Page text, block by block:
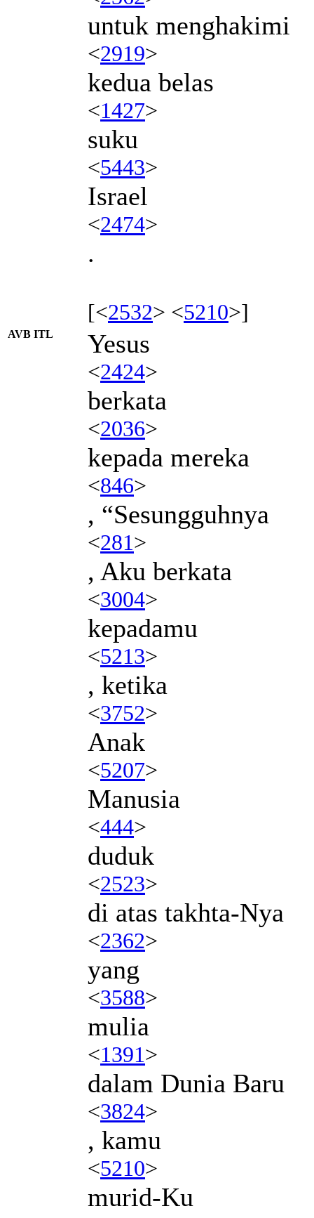
untuk menghakimi
<2919>
kedua belas
<1427>
suku
<5443>
Israel
<2474>
.
[<2532> <5210>]
AVB ITL Yesus
<2424>
berkata
<2036>
kepada mereka
<846>
, “Sesungguhnya
<281>
, Aku berkata
<3004>
kepadamu
<5213>
, ketika
<3752>
Anak
<5207>
Manusia
<444>
duduk
<2523>
di atas takhta-Nya
<2362>
yang
<3588>
mulia
<1391>
dalam Dunia Baru
<3824>
, kamu
<5210>
murid-Ku